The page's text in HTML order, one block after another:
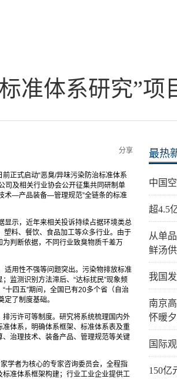
准体系研究”项
分享
正式启动“恶臭/异味污染防治标准体系
司及相关行业协会公开征集共同研制单
术—产品装备—管理规范”全链条的标准
显示，近年来相关投诉持续占据环境类总
料、餐饮、食品加工等众多行业。由于
判断依据，不同行业致臭物质千差万
适用性不强等问题突出。污染物排放标准
监测识别方法滞后、“达标扰民”现象频
十四五”期间，全国已有20多个省（自治
了制度基础。
污许可等制度。研究将系统梳理国内外
体系，明确体系框架、标准体系表及重
治理技术、装备产品、管理规范等关键
学者为核心的专家咨询委员会，全程指
准体系框架构建；行业工业企业提供工
最热
中国
超4.5
从单
鲜汤
我国
南京
怀暖
国际
150亿